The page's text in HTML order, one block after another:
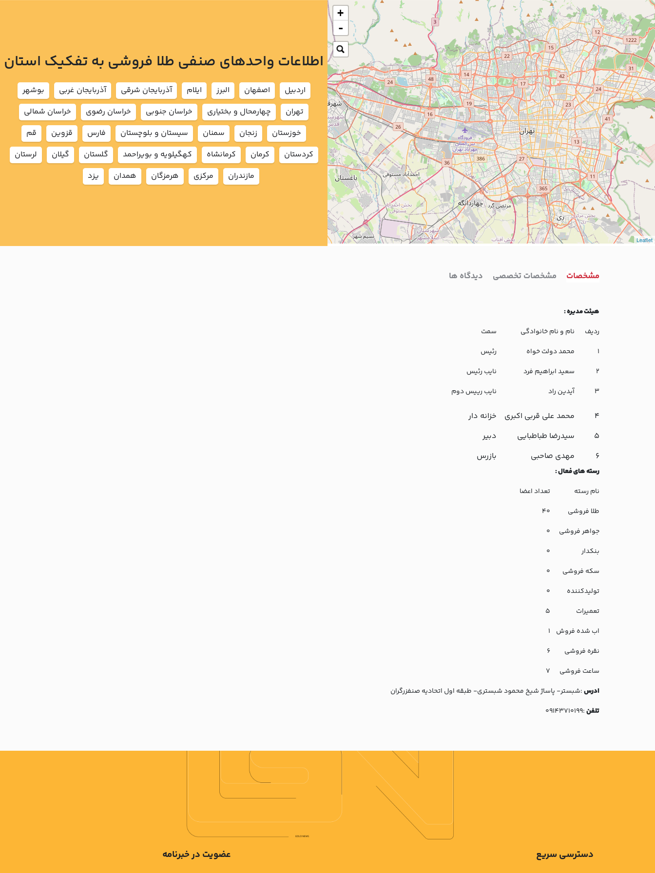
+
-
Leaflet
اطلاعات واحدهای صنفی طلا فروشی به تفکیک استان
اردبيل اصفهان البرز ايلام آذربايجان شرقي آذربايجان غربي
بوشهر
تهران
چهارمحال و بختياري خراسان جنوبي خراسان رضوي
خراسان شمالي
خوزستان
زنجان سمنان سيستان و بلوچستان فارس قزوين
قم
كردستان
كرمان كرمانشاه كهگيلويه و بويراحمد گلستان گيلان
لرستان
مازندران
مركزي هرمزگان همدان يزد
مشخصات مشخصات تخصصی دیدگاه ها
هیئت مدیره:
ردیف
نام و نام خانوادگی
سمت
1
محمد دولت خواه
رئیس
2
سعید ابراهیم فرد
نایب رئیس
3
آیدین راد نایب رییس دوم
4 محمد علی قربی اکبری
خزانه دار
5
سیدرضا طباطبایی
دبیر
6
مهدی صاحبی بازرس
رسته های فعال:
نام رسته
تعداد اعضا
طلا فروشی
40
جواهر فروشی
0
بنکدار
0
سکه فروشی
0
تولیدکننده
0
تعمیرات
5
اب شده فروش
1
نقره فروشی
6
ساعت فروشی
7
ادرس:شبستر- پاساژ شیخ محمود شبستری- طبقه اول اتحادیه صنفزرگران
تلفن:09143710199
دسترسی سریع عضویت در خبرنامه